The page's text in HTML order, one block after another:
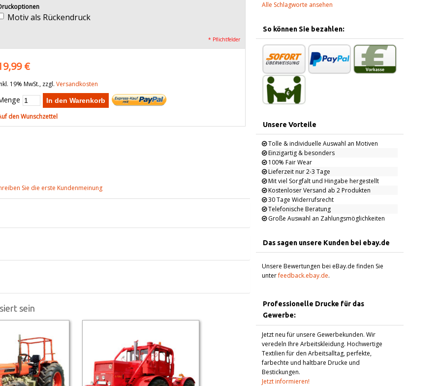
Motiv als Rückendruck
* Pflichtfelder
€
19% MwSt., zzgl.Versandkosten
In den Warenkorb
den Wunschzettel
Sie die erste Kundenmeinung
sein
Alle Schlagworte ansehen
So können Sie bezahlen:
Unsere Vorteile
Tolle & individuelle Auswahl an Motiven
Einzigartig & besonders
100% Fair Wear
Lieferzeit nur 2-3 Tage
Mit viel Sorgfalt und Hingabe hergestellt
Kostenloser Versand ab 2 Produkten
30 Tage Widerrufsrecht
Telefonische Beratung
Große Auswahl an Zahlungsmöglichkeiten
Das sagen unsere Kunden bei ebay.de
Unsere Bewertungen bei eBay.de finden Sie
unterfeedback.ebay.de.
Professionelle Drucke für das
Gewerbe:
Jetzt neu für unsere Gewerbekunden. Wir
veredeln Ihre Arbeitskleidung. Hochwertige
Textilien für den Arbeitsalltag, perfekte,
farbechte und haltbare Drucke und
Bestickungen.
Jetzt informieren!